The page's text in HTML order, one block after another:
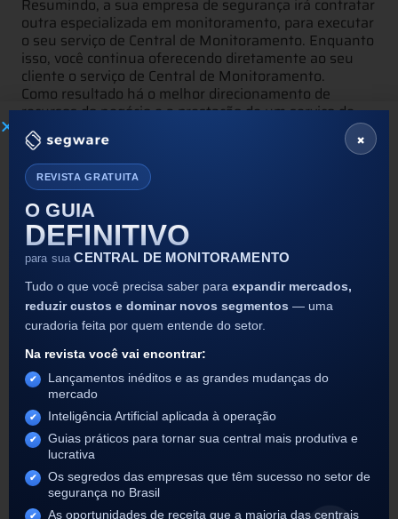
Resumindo, a sua empresa de segurança irá contratar
outra especializada em monitoramento, para executar
o seu serviço de Central de Monitoramento. Enquanto
isso, você continua oferecendo diretamente ao seu
cliente o serviço de Central de Monitoramento.
Como resultado há o melhor direcionamento de
recursos do negócio e a prestação de um serviço de
maior qualidade. Entretanto, as falhas de
comunicação entre essas duas partes (contratante e
contratada) podem ocasionar problemas variados.
Retomando, a empresa contratante fornece a
estrutura inicial para o cliente, e a empresa
terceirizada monitora e atende esse cliente.
Nesse cenário, quando um gestor de segurança
decide pelo investimento na terceirização da Central
de Monitoramento,
do processo de instalação para novos clientes,
enquanto a empresa terceirizada irá fazer a
manutenção dos equipamentos.
Motivos para investir no
outsourcing ou terceirização da
Central de Monitoramento
Em um cenário no qual você não é capaz de investir
na própria Central de Monitoramento, nem nas
tecnologias necessárias, a terceirização desse serviço
pode permitir a sobrevida do seu negócio no mercado.
É o que te mostramos abaixo, com alguns motivos
×
REVISTA GRATUITA
O GUIA
DEFINITIVO
para sua CENTRAL DE MONITORAMENTO
Tudo o que você precisa saber para expandir mercados,
reduzir custos e dominar novos segmentos — uma
curadoria feita por quem entende do setor.
Na revista você vai encontrar:
Lançamentos inéditos e as grandes mudanças do
mercado
Inteligência Artificial aplicada à operação
Guias práticos para tornar sua central mais produtiva e
lucrativa
Os segredos das empresas que têm sucesso no setor de
segurança no Brasil
As oportunidades de receita que a maioria das centrais